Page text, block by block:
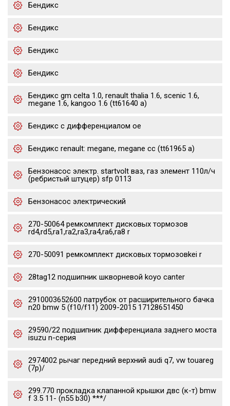
Бендикс
Бендикс
Бендикс
Бендикс
Бендикс gm celta 1.0, renault thalia 1.6, scenic 1.6,
megane 1.6, kangoo 1.6 (tt61640 a)
Бендикс с дифференциалом oe
Бендикс renault: megane, megane cc (tt61965 a)
Бензонасос электр. startvolt ваз, газ элемент 110л/ч
(ребристый штуцер) sfp 0113
Бензонасос электрический
270-50064 ремкомплект дисковых тормозов
rd4,rd5,ra1,ra2,ra3,ra4,ra6,ra8 r
270-50091 ремкомплект дисковых тормозовkei r
28tag12 подшипник шкворневой koyo canter
2910003652600 патрубок от расширительного бачка
n20 bmw 5 (f10/f11) 2009-2015 17128651450
29590/22 подшипник дифференциала заднего моста
isuzu n-серия
2974002 рычаг передний верхний audi q7, vw touareg
(7p)/
299.770 прокладка клапанной крышки двс (к-т) bmw
f 3.5 11- (n55 b30) ***/